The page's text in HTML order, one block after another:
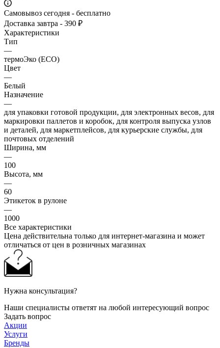
Самовывоз сегодня - бесплатно
Доставка завтра - 390 ₽
Характеристики
Тип
—
термоЭко (ECO)
Цвет
—
Белый
Назначение
—
для упаковки готовой продукции, для электронных весов, для
маркировки паллетов и коробок, для контроля выпуска узлов
и деталей, для маркетплейсов, для курьерские службы, для
почтовых отделений
Ширина, мм
—
100
Высота, мм
—
60
Этикеток в рулоне
—
1000
Все характеристики
Цена действительна только для интернет-магазина и может
отличаться от цен в розничных магазинах
Нужна консультация?
Наши специалисты ответят на любой интересующий вопрос
Задать вопрос
Акции
Услуги
Бренды